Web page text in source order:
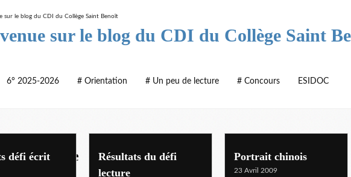
sur le blog du CDI du Collège Saint
6° 2025-2026 # Orientation # Un peu de lecture # Concours ESIDOC
defi lecture
défi écrit
Résultats du défi
lecture
Portrait chinois
23 Avril 2009